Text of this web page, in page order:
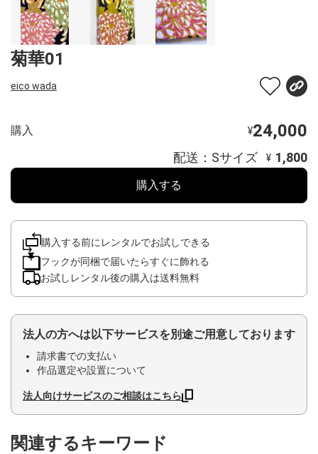
菊華01
eico wada
購入 ¥24,000
配送：Sサイズ ¥ 1,800
購入する
購入する前にレンタルでお試しできる
フックが同梱で届いたらすぐに飾れる
お試しレンタル後の購入は送料無料
法人の方へは以下サービスを別途ご用意しております
請求書での支払い
作品選定や設置について
法人向けサービスのご相談はこちら
関連するキーワード